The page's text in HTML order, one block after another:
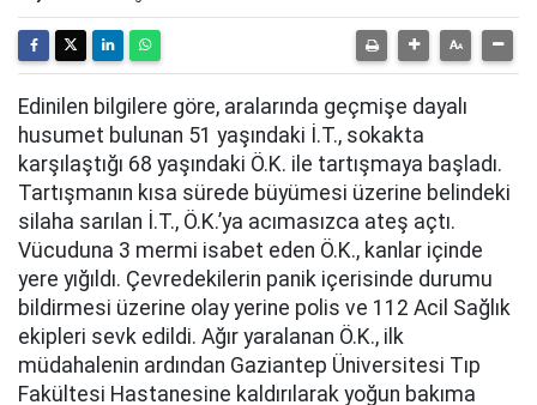
Edinilen bilgilere göre, aralarında geçmişe dayalı
husumet bulunan 51 yaşındaki İ.T., sokakta
karşılaştığı 68 yaşındaki Ö.K. ile tartışmaya başladı.
Tartışmanın kısa sürede büyümesi üzerine belindeki
silaha sarılan İ.T., Ö.K.’ya acımasızca ateş açtı.
Vücuduna 3 mermi isabet eden Ö.K., kanlar içinde
yere yığıldı. Çevredekilerin panik içerisinde durumu
bildirmesi üzerine olay yerine polis ve 112 Acil Sağlık
ekipleri sevk edildi. Ağır yaralanan Ö.K., ilk
müdahalenin ardından Gaziantep Üniversitesi Tıp
Fakültesi Hastanesine kaldırılarak yoğun bakıma